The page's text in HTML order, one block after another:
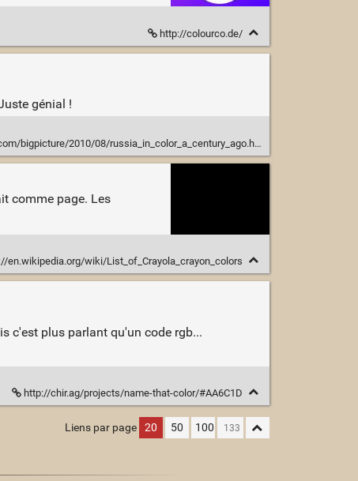
http://colourco.de/
génial !
bigpicture/2010/08/russia_in_color_a_century_ago.html
comme page. Les
en.wikipedia.org/wiki/List_of_Crayola_crayon_colors
c'est plus parlant qu'un code rgb...
http://chir.ag/projects/name-that-color/#AA6C1D
Liens par page 20 50 100